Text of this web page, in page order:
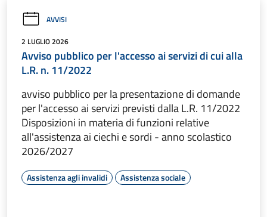
AVVISI
2 LUGLIO 2026
Avviso pubblico per l'accesso ai servizi di cui alla
L.R. n. 11/2022
avviso pubblico per la presentazione di domande
per l'accesso ai servizi previsti dalla L.R. 11/2022
Disposizioni in materia di funzioni relative
all'assistenza ai ciechi e sordi - anno scolastico
2026/2027
Assistenza agli invalidi Assistenza sociale